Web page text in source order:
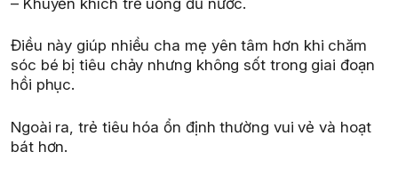
Điều này giúp nhiều cha mẹ yên tâm hơn khi chăm
sóc bé bị tiêu chảy nhưng không sốt trong giai đoạn
hồi phục.
Ngoài ra, trẻ tiêu hóa ổn định thường vui vẻ và hoạt
bát hơn.